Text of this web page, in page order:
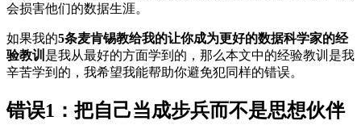
会损害他们的数据生涯。
如果我的5条麦肯锡教给我的让你成为更好的数据科学家的经
验教训 是我从最好的方面学到的，那么本文中的经验教训是我
辛苦学到的，我希望我能帮助你避免犯同样的错误。
错误1：把自己当成步兵而不是思想伙伴